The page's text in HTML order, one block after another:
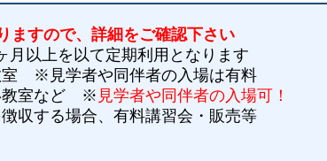
ますので、詳細をご確認下さい
以上を以て定期利用となります
※見学者や同伴者の入場は有料
室など ※ 見学者や同伴者の入場可！
する場合、有料講習会・販売等